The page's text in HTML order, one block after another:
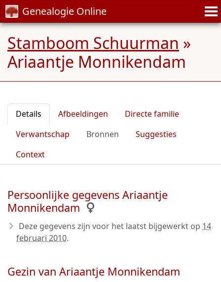
Genealogie Online
Stamboom Schuurman »
Ariaantje Monnikendam
Details Afbeeldingen
Directe familie
Verwantschap
Bronnen
Suggesties
Context
Persoonlijke gegevens Ariaantje
Monnikendam
Deze gegevens zijn voor het laatst bijgewerkt op 14
februari 2010.
Gezin van Ariaantje Monnikendam